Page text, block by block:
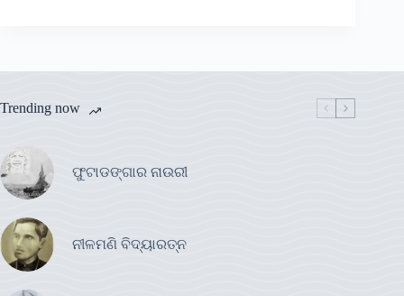
Trending now
ଫୁଟାଡଙ୍ଗାର ନାଉରୀ
ନୀଳମଣି ବିଦ୍ୟାରତ୍ନ